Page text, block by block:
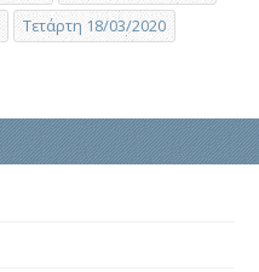
Τετάρτη 18/03/2020